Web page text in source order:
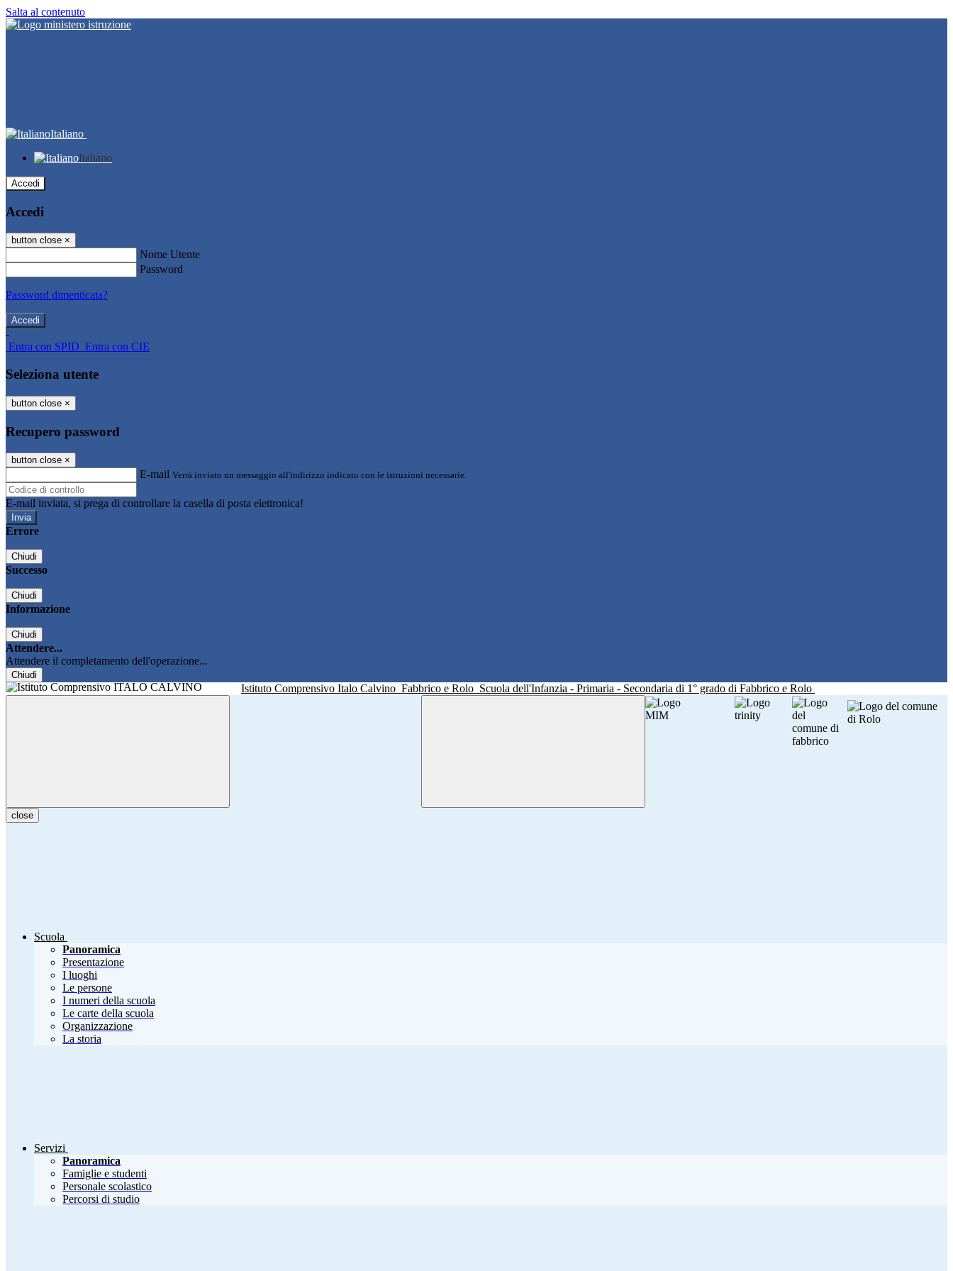
Salta al contenuto
Italiano
Italiano
Accedi
Accedi
button close ×
Nome Utente
Password
Password dimenticata?
-
Entra con SPID Entra con CIE
Seleziona utente
button close ×
Recupero password
button close ×
E-mail Verrà inviato un messaggio all'indirizzo indicato con le istruzioni necessarie.
E-mail inviata, si prega di controllare la casella di posta elettronica!
Errore
Chiudi
Successo
Chiudi
Informazione
Chiudi
Attendere...
Attendere il completamento dell'operazione...
Chiudi
Istituto Comprensivo Italo Calvino Fabbrico e Rolo Scuola dell'Infanzia - Primaria - Secondaria di 1° grado di Fabbrico e Rolo
close
Scuola
Panoramica
Presentazione
I luoghi
Le persone
I numeri della scuola
Le carte della scuola
Organizzazione
La storia
Servizi
Panoramica
Famiglie e studenti
Personale scolastico
Percorsi di studio